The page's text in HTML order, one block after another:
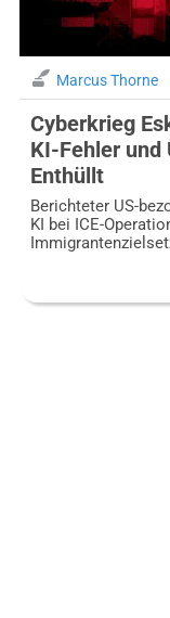
Marcus Thorne
Cyberkrieg
KI-Fehler und
Enthüllt
Berichteter US-
KI bei ICE-